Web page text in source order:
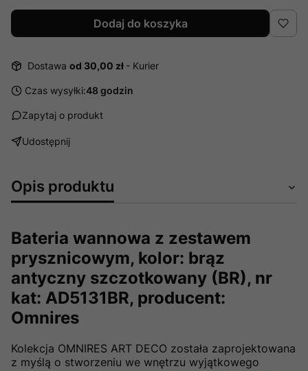
Dodaj do koszyka
Dostawa od 30,00 zł - Kurier
Czas wysyłki:48 godzin
Zapytaj o produkt
Udostępnij
Opis produktu
Bateria wannowa z zestawem
prysznicowym, kolor: brąz
antyczny szczotkowany (BR), nr
kat: AD5131BR, producent:
Omnires
Kolekcja OMNIRES ART DECO została zaprojektowana
z myślą o stworzeniu we wnętrzu wyjątkowego